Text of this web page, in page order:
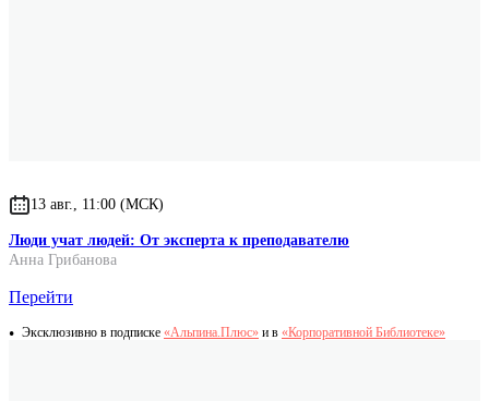
13 авг., 11:00 (МСК)
Люди учат людей: От эксперта к преподавателю
Анна Грибанова
Перейти
Эксклюзивно в подписке «Альпина.Плюс» и в «Корпоративной Библиотеке»